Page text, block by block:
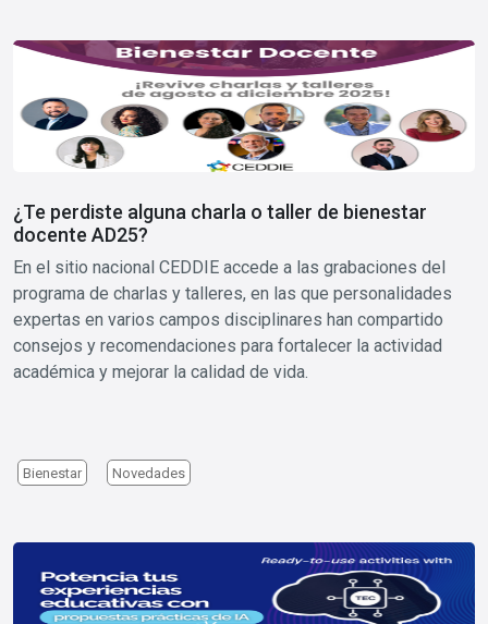
Image
¿Te perdiste alguna charla o taller de bienestar
docente AD25?
En el sitio nacional CEDDIE accede a las grabaciones del
programa de charlas y talleres, en las que personalidades
expertas en varios campos disciplinares han compartido
consejos y recomendaciones para fortalecer la actividad
académica y mejorar la calidad de vida.
Bienestar Novedades
Image